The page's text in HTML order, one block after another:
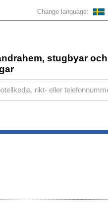
Change language:
stugbyar och